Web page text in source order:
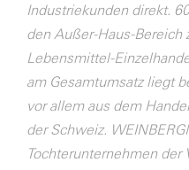
Industriekunden direkt.
den Außer-Haus-Bereich
Lebensmittel-
am Gesamtumsatz liegt
vor allem aus dem
der Schweiz.
Tochterunternehmen der